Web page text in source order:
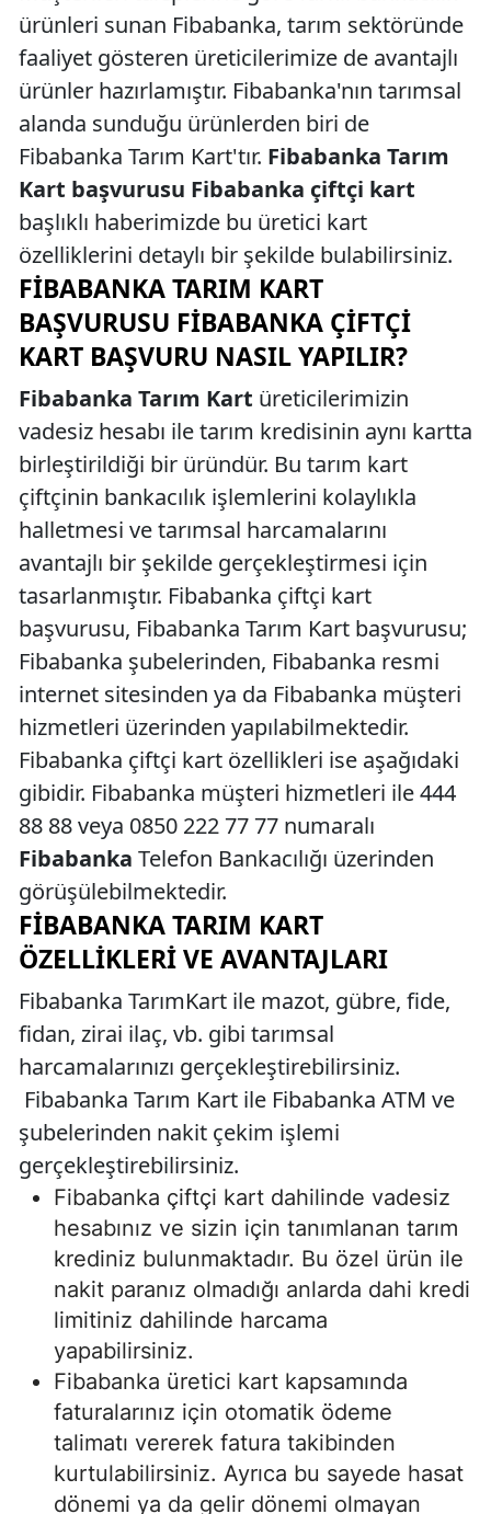
ürünleri sunan Fibabanka, tarım sektöründe
faaliyet gösteren üreticilerimize de avantajlı
ürünler hazırlamıştır. Fibabanka'nın tarımsal
alanda sunduğu ürünlerden biri de
Fibabanka Tarım Kart'tır. Fibabanka Tarım
Kart başvurusu Fibabanka çiftçi kart
başlıklı haberimizde bu üretici kart
özelliklerini detaylı bir şekilde bulabilirsiniz.
FIBABANKA TARIM KART
BAŞVURUSU FIBABANKA ÇIFTÇI
KART BAŞVURU NASIL YAPILIR?
Fibabanka Tarım Kart üreticilerimizin
vadesiz hesabı ile tarım kredisinin aynı kartta
birleştirildiği bir üründür. Bu tarım kart
çiftçinin bankacılık işlemlerini kolaylıkla
halletmesi ve tarımsal harcamalarını
avantajlı bir şekilde gerçekleştirmesi için
tasarlanmıştır. Fibabanka çiftçi kart
başvurusu, Fibabanka Tarım Kart başvurusu;
Fibabanka şubelerinden, Fibabanka resmi
internet sitesinden ya da Fibabanka müşteri
hizmetleri üzerinden yapılabilmektedir.
Fibabanka çiftçi kart özellikleri ise aşağıdaki
gibidir. Fibabanka müşteri hizmetleri ile 444
88 88 veya 0850 222 77 77 numaralı
Fibabanka Telefon Bankacılığı üzerinden
görüşülebilmektedir.
FIBABANKA TARIM KART
ÖZELLIKLERI VE AVANTAJLARI
Fibabanka TarımKart ile mazot, gübre, fide,
fidan, zirai ilaç, vb. gibi tarımsal
harcamalarınızı gerçekleştirebilirsiniz.
Fibabanka Tarım Kart ile Fibabanka ATM ve
şubelerinden nakit çekim işlemi
gerçekleştirebilirsiniz.
Fibabanka çiftçi kart dahilinde vadesiz
hesabınız ve sizin için tanımlanan tarım
krediniz bulunmaktadır. Bu özel ürün ile
nakit paranız olmadığı anlarda dahi kredi
limitiniz dahilinde harcama
yapabilirsiniz.
Fibabanka üretici kart kapsamında
faturalarınız için otomatik ödeme
talimatı vererek fatura takibinden
kurtulabilirsiniz. Ayrıca bu sayede hasat
dönemi ya da gelir dönemi olmayan